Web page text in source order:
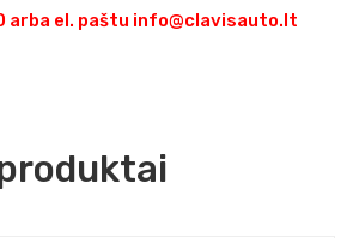
arba el. paštu info@clavisauto.lt